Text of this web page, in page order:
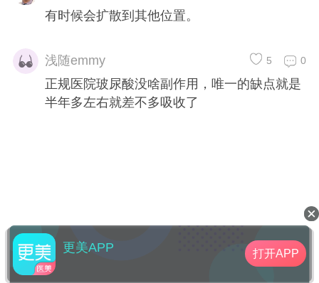
有时候会扩散到其他位置。
浅随emmy 0
5
正规医院玻尿酸没啥副作用，唯一的缺点就是
半年多左右就差不多吸收了
更美APP 打开APP